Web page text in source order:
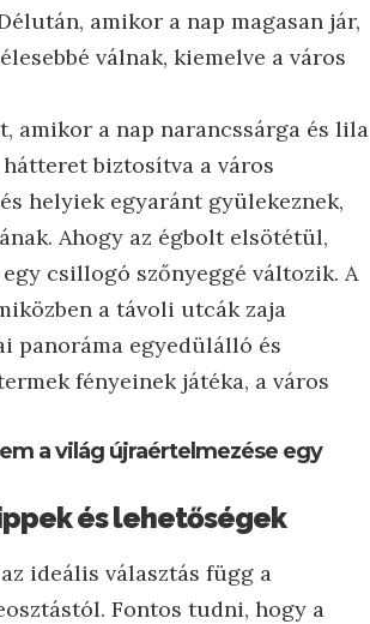
amikor a nap magasan jár,
válnak, kiemelve a város
amikor a nap narancssárga és lila
biztosítva a város
helyiek egyaránt gyülekeznek,
Ahogy az égbolt elsötétül,
csillogó szőnyeggé változik. A
a távoli utcák zaja
panoráma egyedülálló és
fényeinek játéka, a város
a világ újraértelmezése egy
és lehetőségek
ideális választás függ a
Fontos tudni, hogy a